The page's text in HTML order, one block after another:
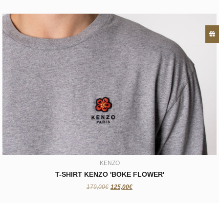
KENZO
T-SHIRT KENZO 'BOKE FLOWER'
179,00€ 125,00€
KENZO
T-SHIRT KENZO 'BOKE FLOWER'
125,00€